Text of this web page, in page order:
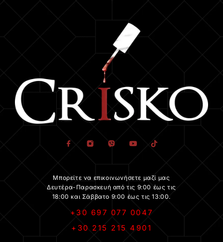
Μπορείτε να επικοινωνήσετε μαζί μας
Δευτέρα-Παρασκευή από τις 9:00 έως τις
18:00 και Σάββατο 9:00 έως τις 13:00.
+30 697 077 0047
+30 215 215 4901